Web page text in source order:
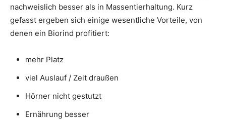
nachweislich besser als in Massentierhaltung. Kurz
gefasst ergeben sich einige wesentliche Vorteile, von
denen ein Biorind profitiert:
mehr Platz
viel Auslauf / Zeit draußen
Hörner nicht gestutzt
Ernährung besser